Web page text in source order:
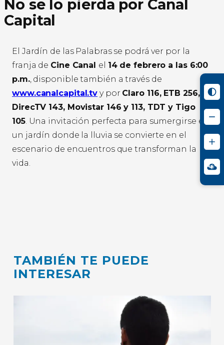
No se lo pierda por Canal
Capital
El Jardín de las Palabras se podrá ver por la
franja de Cine Canal el 14 de febrero a las 6:00
p.m., disponible también a través de
www.canalcapital.tv y por Claro 116, ETB 256,
DirecTV 143, Movistar 146 y 113, TDT y Tigo
105. Una invitación perfecta para sumergirse en
un jardín donde la lluvia se convierte en el
escenario de encuentros que transforman la
vida.
TAMBIÉN TE PUEDE
INTERESAR